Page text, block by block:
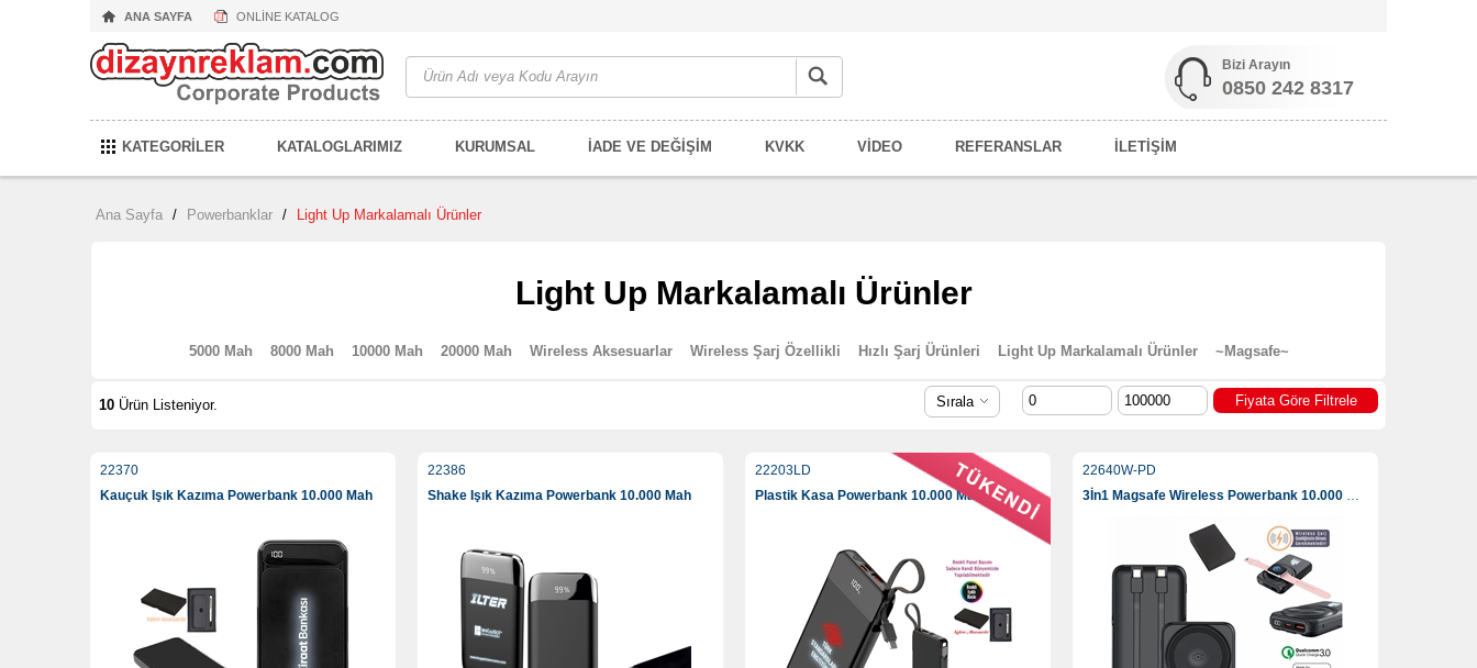
ANA SAYFA ONLİNE KATALOG
Bizi Arayın
0850 242 8317
KATEGORİLER KATALOGLARIMIZ KURUMSAL İADE VE DEĞİŞİM KVKK VİDEO REFERANSLAR İLETİŞİM
Ana Sayfa / Powerbanklar / Light Up Markalamalı Ürünler
Light Up Markalamalı Ürünler
5000 Mah 8000 Mah 10000 Mah 20000 Mah Wireless Aksesuarlar Wireless Şarj Özellikli Hızlı Şarj Ürünleri Light Up Markalamalı Ürünler ~Magsafe~
10 Ürün Listeniyor. Sırala
22370
Kauçuk Işık Kazıma Powerbank 10.000 Mah
22386
Shake Işık Kazıma Powerbank 10.000 Mah
22203LD
Plastik Kasa Powerbank 10.000 Mah
22640W-PD
3İn1 Magsafe Wireless Powerbank 10.000 Mah